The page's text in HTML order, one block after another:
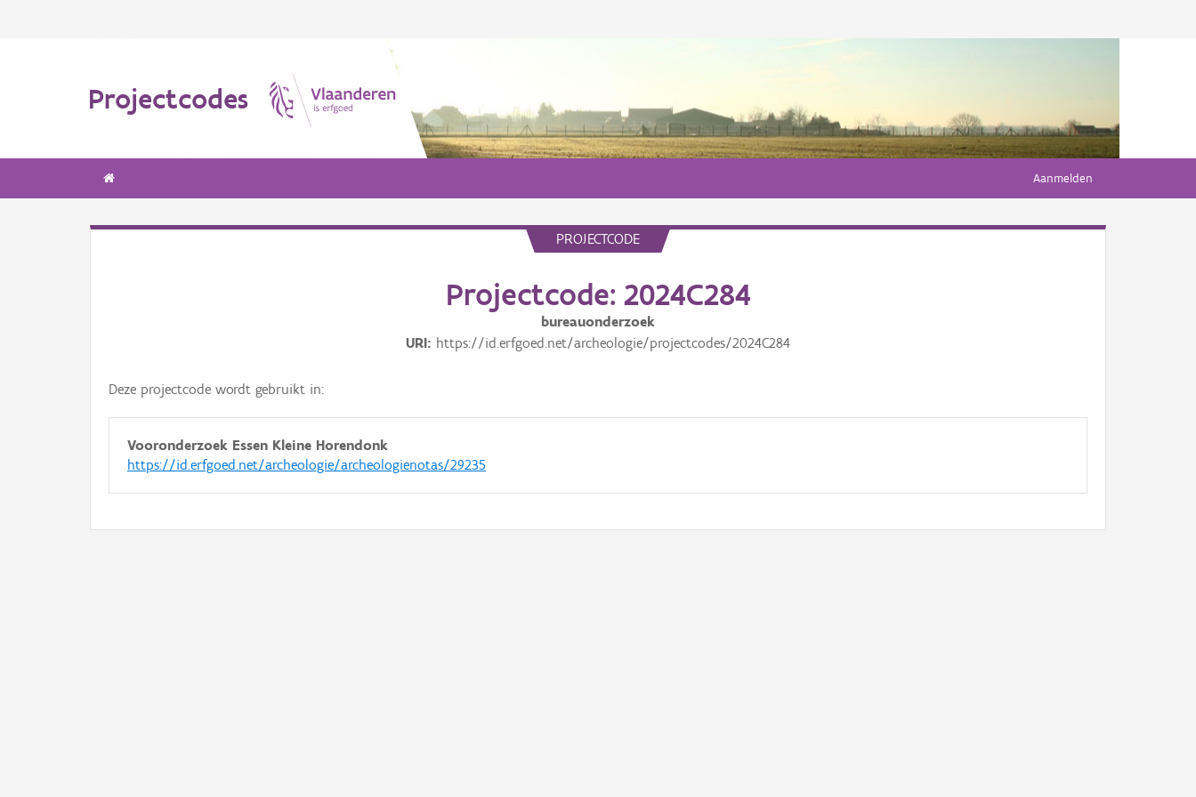
Projectcodes
Aanmelden
PROJECTCODE
Projectcode: 2024C284
bureauonderzoek
URI https://id.erfgoed.net/archeologie/projectcodes/2024C284
Deze projectcode wordt gebruikt in:
Vooronderzoek Essen Kleine Horendonk
https://id.erfgoed.net/archeologie/archeologienotas/29235